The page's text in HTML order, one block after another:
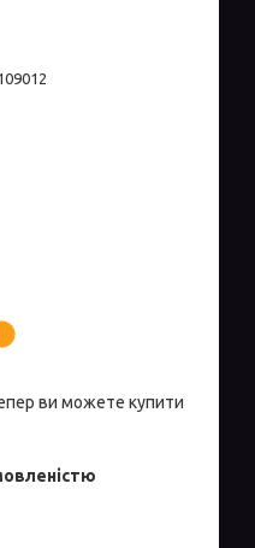
ви можете купити